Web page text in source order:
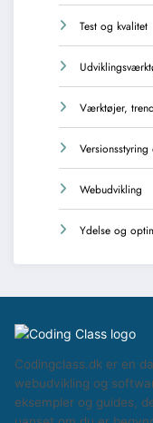
Test og kvalitet
Værktøjer,
Webudvikling
Ydelse og
Codingclass.dk er en
webudvikling og
eksempler og guides,